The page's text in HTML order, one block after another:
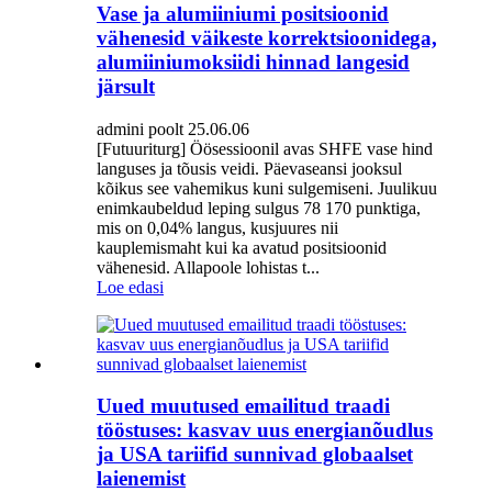
Vase ja alumiiniumi positsioonid
vähenesid väikeste korrektsioonidega,
alumiiniumoksiidi hinnad langesid
järsult
admini poolt 25.06.06
[Futuuriturg] Öösessioonil avas SHFE vase hind
languses ja tõusis veidi. Päevaseansi jooksul
kõikus see vahemikus kuni sulgemiseni. Juulikuu
enimkaubeldud leping sulgus 78 170 punktiga,
mis on 0,04% langus, kusjuures nii
kauplemismaht kui ka avatud positsioonid
vähenesid. Allapoole lohistas t...
Loe edasi
Uued muutused emailitud traadi
tööstuses: kasvav uus energianõudlus
ja USA tariifid sunnivad globaalset
laienemist